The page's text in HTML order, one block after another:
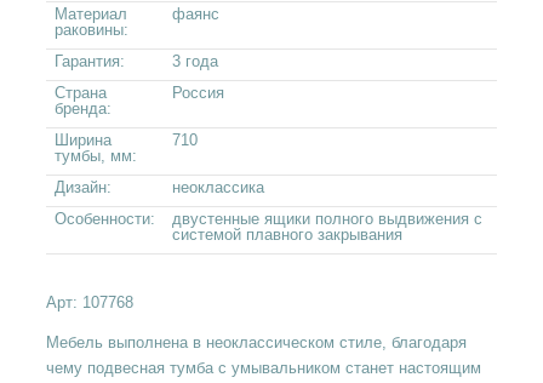
Материал
раковины:
фаянс
Гарантия:
3 года
Страна
бренда:
Россия
Ширина
тумбы, мм:
710
Дизайн:
неоклассика
Особенности:
двустенные ящики полного выдвижения с
системой плавного закрывания
Арт: 107768
Мебель выполнена в неоклассическом стиле, благодаря
чему подвесная тумба с умывальником станет настоящим